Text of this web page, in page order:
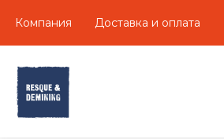
Компания Доставка и оплата